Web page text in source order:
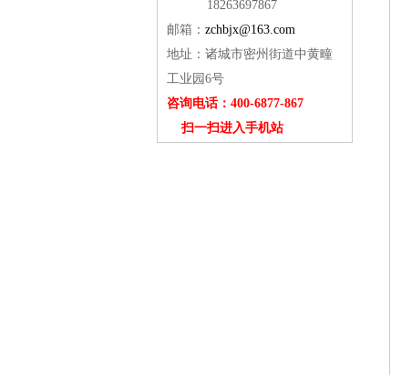
18263697867
邮箱： zchbjx@163.com
地址：诸城市密州街道中黄疃
工业园6号
咨询电话：400-6877-867
扫一扫进入手机站